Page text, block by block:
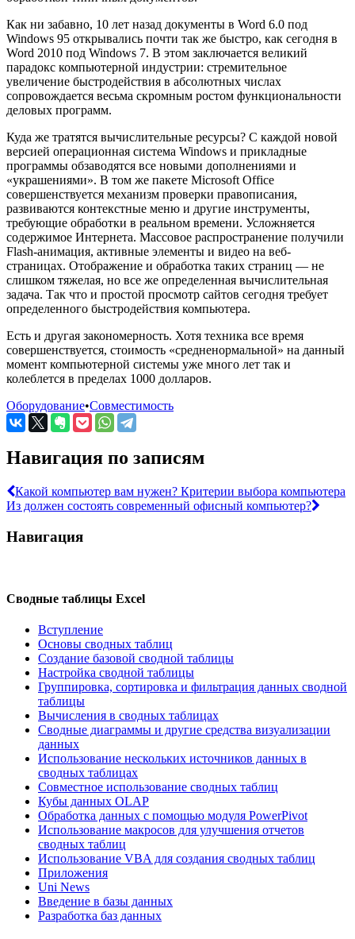
Как ни забавно, 10 лет назад документы в Word 6.0 под
Windows 95 открывались почти так же быстро, как сегодня в
Word 2010 под Windows 7. В этом заключается великий
парадокс компьютерной индустрии: стремительное
увеличение быстродействия в абсолютных числах
сопровождается весьма скромным ростом функциональности
деловых программ.
Куда же тратятся вычислительные ресурсы? С каждой новой
версией операционная система Windows и прикладные
программы обзаводятся все новыми дополнениями и
«украшениями». В том же пакете Microsoft Office
совершенствуется механизм проверки правописания,
развиваются контекстные меню и другие инструменты,
требующие обработки в реальном времени. Усложняется
содержимое Интернета. Массовое распространение получили
Flash-анимация, активные элементы и видео на веб-
страницах. Отображение и обработка таких страниц — не
слишком тяжелая, но все же определенная вычислительная
задача. Так что и простой просмотр сайтов сегодня требует
определенного быстродействия компьютера.
Есть и другая закономерность. Хотя техника все время
совершенствуется, стоимость «средненормальной» на данный
момент компьютерной системы уже много лет так и
колеблется в пределах 1000 долларов.
Оборудование•Совместимость
Навигация по записям
Какой компьютер вам нужен? Критерии выбора компьютера
Из должен состоять современный офисный компьютер?
Навигация
Сводные таблицы Excel
Вступление
Основы сводных таблиц
Создание базовой сводной таблицы
Настройка сводной таблицы
Группировка, сортировка и фильтрация данных сводной
таблицы
Вычисления в сводных таблицах
Сводные диаграммы и другие средства визуализации
данных
Использование нескольких источников данных в
сводных таблицах
Совместное использование сводных таблиц
Кубы данных OLAP
Обработка данных с помощью модуля PowerPivot
Использование макросов для улучшения отчетов
сводных таблиц
Использование VBA для создания сводных таблиц
Приложения
Uni News
Введение в базы данных
Разработка баз данных